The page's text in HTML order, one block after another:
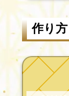
作り方